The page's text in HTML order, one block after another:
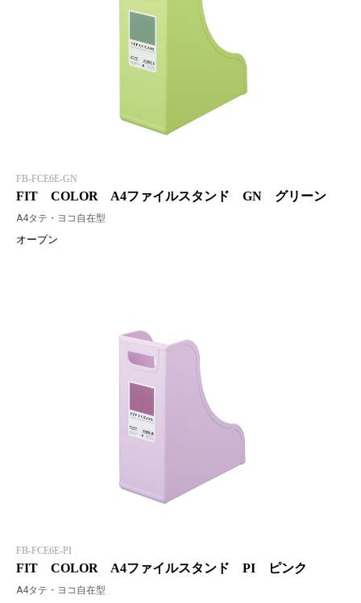
FB-FCE6E-GN
FIT COLOR A4ファイルスタンド GN グリーン
A4タテ・ヨコ自在型
オープン
FB-FCE6E-PI
FIT COLOR A4ファイルスタンド PI ピンク
A4タテ・ヨコ自在型